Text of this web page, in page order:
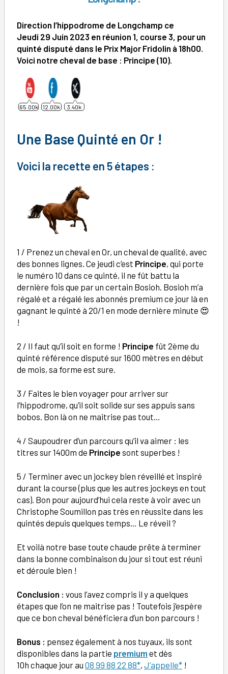
Direction l’hippodrome de Longchamp ce
Jeudi 29 Juin 2023 en réunion 1, course 3, pour un
quinté disputé dans le Prix Major Fridolin à 18h00.
Voici notre cheval de base : Principe (10).
65.00k 12.00k 3.40k
Une Base Quinté en Or !
Voici la recette en 5 étapes :
1 / Prenez un cheval en Or, un cheval de qualité, avec
des bonnes lignes. Ce jeudi c’est Principe, qui porte
le numéro 10 dans ce quinté, il ne fût battu la
dernière fois que par un certain Bosioh. Bosioh m’a
régalé et a régalé les abonnés premium ce jour là en
gagnant le quinté à 20/1 en mode dernière minute 😍
!
2 / Il faut qu’il soit en forme ! Principe fût 2ème du
quinté référence disputé sur 1600 mètres en début
de mois, sa forme est sure.
3 / Faites le bien voyager pour arriver sur
l’hippodrome, qu’il soit solide sur ses appuis sans
bobos. Bon là on ne maitrise pas tout…
4 / Saupoudrer d’un parcours qu’il va aimer : les
titres sur 1400m de Principe sont superbes !
5 / Terminer avec un jockey bien réveillé et inspiré
durant la course (plus que les autres jockeys en tout
cas). Bon pour aujourd’hui cela reste à voir avec un
Christophe Soumillon pas très en réussite dans les
quintés depuis quelques temps… Le réveil ?
Et voilà notre base toute chaude prête à terminer
dans la bonne combinaison du jour si tout est réuni
et déroule bien !
Conclusion : vous l’avez compris il y a quelques
étapes que l’on ne maitrise pas ! Toutefois j’espère
que ce bon cheval bénéficiera d’un bon parcours !
Bonus : pensez également à nos tuyaux, ils sont
disponibles dans la partie premium et dès
10h chaque jour au 08 99 88 22 88*, J’appelle* !